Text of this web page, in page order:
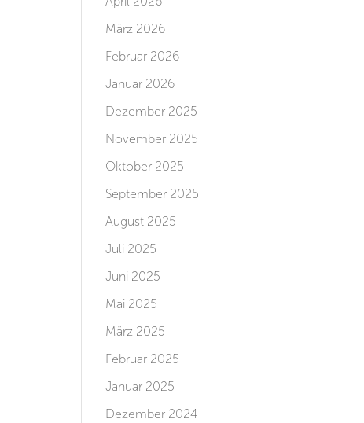
März 2026
Februar 2026
Januar 2026
Dezember 2025
November 2025
Oktober 2025
September 2025
August 2025
Juli 2025
Juni 2025
Mai 2025
März 2025
Februar 2025
Januar 2025
Dezember 2024